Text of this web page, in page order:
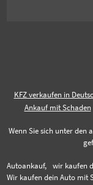
KFZ verkaufen in
Ankauf mit Schaden
Wenn Sie sich unter den
Autoankauf,
wir kaufen
Wir kaufen dein Auto mit